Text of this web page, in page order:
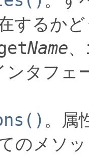
するか
Name、
ンタフェ
。属
のメソ